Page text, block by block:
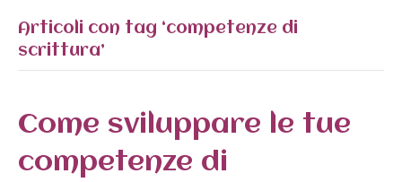
Articoli con tag ‘competenze di
scrittura’
Come sviluppare le tue
competenze di